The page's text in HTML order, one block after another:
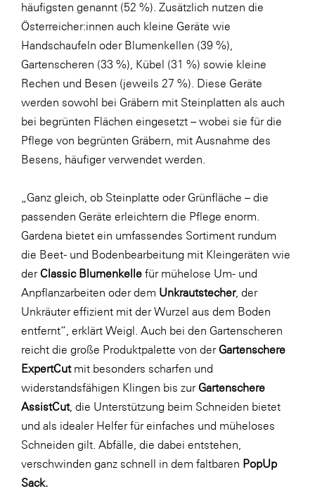
häufigsten genannt (52 %). Zusätzlich nutzen die
Österreicher:innen auch kleine Geräte wie
Handschaufeln oder Blumenkellen (39 %),
Gartenscheren (33 %), Kübel (31 %) sowie kleine
Rechen und Besen (jeweils 27 %). Diese Geräte
werden sowohl bei Gräbern mit Steinplatten als auch
bei begrünten Flächen eingesetzt – wobei sie für die
Pflege von begrünten Gräbern, mit Ausnahme des
Besens, häufiger verwendet werden.
„Ganz gleich, ob Steinplatte oder Grünfläche – die
passenden Geräte erleichtern die Pflege enorm.
Gardena bietet ein umfassendes Sortiment rundum
die Beet- und Bodenbearbeitung mit Kleingeräten wie
derClassic Blumenkelle für mühelose Um- und
Anpflanzarbeiten oder dem Unkrautstecher, der
Unkräuter effizient mit der Wurzel aus dem Boden
entfernt“, erklärt Weigl. Auch bei den Gartenscheren
reicht die große Produktpalette von derGartenschere
ExpertCutmit besonders scharfen und
widerstandsfähigen Klingen bis zurGartenschere
AssistCut, die Unterstützung beim Schneiden bietet
und als idealer Helfer für einfaches und müheloses
Schneiden gilt. Abfälle, die dabei entstehen,
verschwinden ganz schnell in dem faltbaren PopUp
Sack.